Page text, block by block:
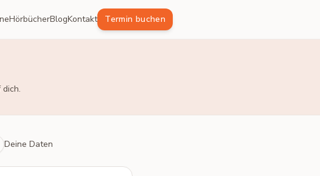
HörbücherBlogKontakt Termin buchen
Deine Daten